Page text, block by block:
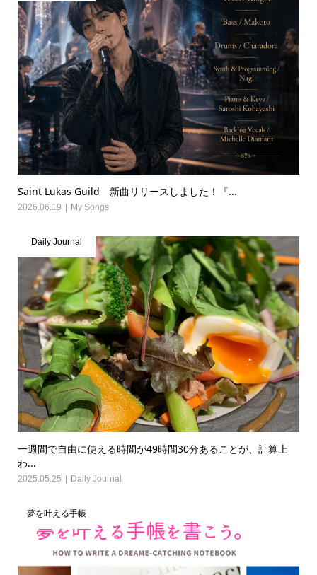
Saint Lukas Guild 新曲リリースしました！『...
2026.06.19 My Songs
Daily Journal
一週間で自由に使える時間が49時間30分あることが、計算上
わ...
2025.05.25 Daily Journal
夢を叶える手帳